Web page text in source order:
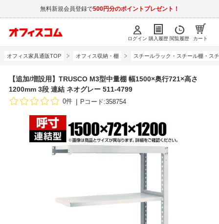
無料新規会員登録で500円分のポイントプレゼント！
ログイン 購入履歴 閲覧履歴 カート
オフィス家具通販TOP オフィス収納・棚 スチールラック・スチール棚・ス
【追加/増設用】TRUSCO M3型中量棚 幅1500×奥行721×高さ
1200mm 3段 連結 ネオグレー 511-4799
0件 Pコード:358754